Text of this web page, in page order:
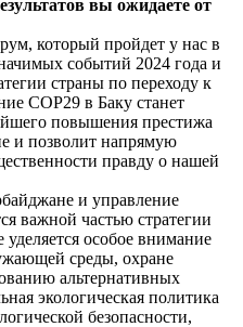
вы ожидаете от
который пройдет у нас в
событий 2024 года и
страны по переходу к
COP29 в Баку станет
повышения престижа
и позволит напрямую
правду о нашей
и управление
важной частью стратегии
уделяется особое внимание
среды, охране
альтернативных
экологическая политика
безопасности,